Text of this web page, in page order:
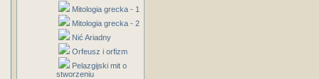
Mitologia grecka - 1
Mitologia grecka - 2
Nić Ariadny
Orfeusz i orfizm
Pelazgijski mit o
stworzeniu